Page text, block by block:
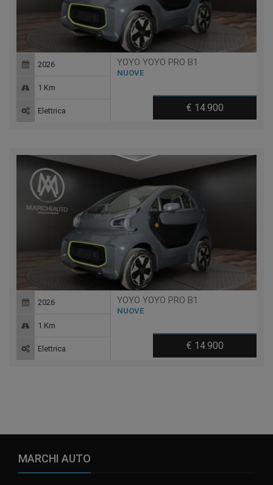
YOYO YOYO PRO B1
NUOVE
€ 14.900
2026
1 Km
Elettrica
YOYO YOYO PRO B1
NUOVE
€ 14.900
2026
1 Km
Elettrica
MARCHI AUTO